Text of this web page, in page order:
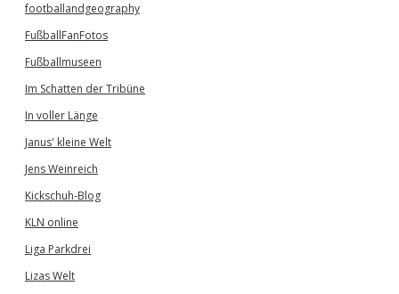
footballandgeography
FußballFanFotos
Fußballmuseen
Im Schatten der Tribüne
In voller Länge
Janus' kleine Welt
Jens Weinreich
Kickschuh-Blog
KLN online
Liga Parkdrei
Lizas Welt